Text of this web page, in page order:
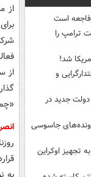
فاجعه است
ترامپ را
شد!
و
جدید در
جاسوسی
تجهیز اوکراین
از
از
به